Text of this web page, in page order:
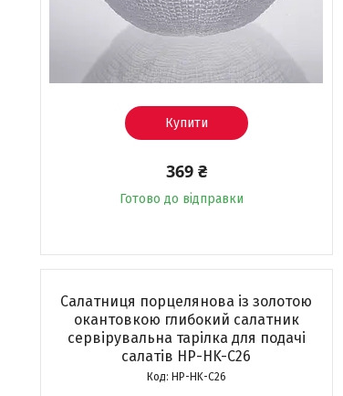
Купити
369 ₴
Готово до відправки
Салатниця порцелянова із золотою
окантовкою глибокий салатник
сервірувальна тарілка для подачі
салатів HP-HK-C26
HP-HK-C26